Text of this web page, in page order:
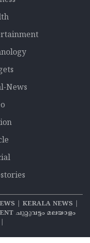
News
| KERALA NEWS |
ചുറ്റുവട്ടം മലയാളം